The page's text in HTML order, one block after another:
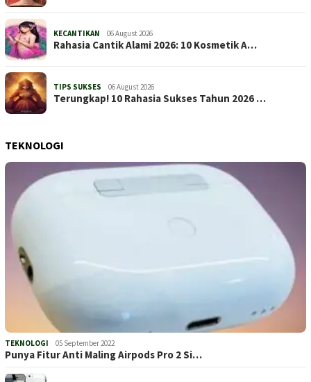
KECANTIKAN 06 August 2026
Rahasia Cantik Alami 2026: 10 Kosmetik A…
TIPS SUKSES 06 August 2026
Terungkap! 10 Rahasia Sukses Tahun 2026 …
TEKNOLOGI
TEKNOLOGI 05 September 2022
Punya Fitur Anti Maling Airpods Pro 2 Si…